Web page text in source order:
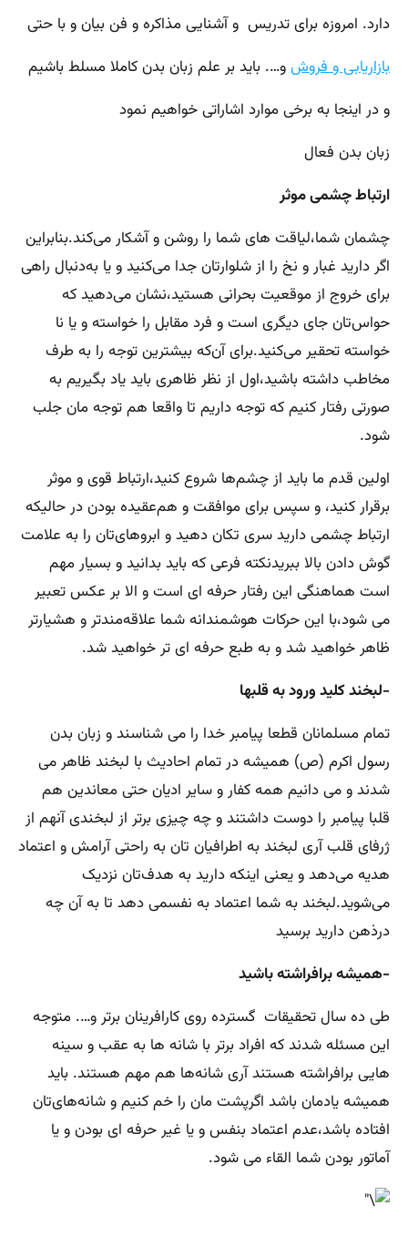
دارد. امروزه برای تدریس و آشنایی مذاکره و فن بیان و با حتی
بازاریابی و فروشو…. باید بر علم زبان بدن کاملا مسلط باشیم
و در اینجا به برخی موارد اشاراتی خواهیم نمود
زبان بدن فعال
ارتباط چشمی موثر
چشمان شما،لیاقت های شما را روشن و آشکار می‌کند.بنابراین
اگر دارید غبار و نخ را از شلوارتان جدا می‌کنید و یا به‌دنبال راهی
برای خروج از موقعیت بحرانی هستید،نشان می‌دهید که
حواس‌تان جای دیگری است و فرد مقابل را خواسته و یا نا
خواسته تحقیر می‌کنید.برای آن‌که بیشترین توجه را به طرف
مخاطب داشته باشید،اول از نظر ظاهری باید یاد بگیریم به
صورتی رفتار کنیم که توجه داریم تا واقعا هم توجه‌ مان جلب
شود.
اولین قدم ما باید از چشم‌ها شروع کنید،ارتباط قوی و موثر
برقرار کنید، و سپس برای موافقت و هم‌عقیده بودن در حالیکه
ارتباط چشمی دارید سری تکان دهید و ابروهای‌تان را به علامت
گوش دادن بالا ببریدنکته فرعی که باید بدانید و بسیار مهم
است هماهنگی این رفتار حرفه ای است و الا بر عکس تعبیر
می شود،با این حرکات هوشمندانه شما علاقه‌مندتر و هشیارتر
ظاهر خواهید شد و به طبع حرفه ای تر خواهید شد.
-لبخند کلید ورود به قلبها
تمام مسلمانان قطعا پیامبر خدا را می شناسند و زبان بدن
رسول اکرم (ص) همیشه در تمام احادیث با لبخند ظاهر می
شدند و می دانیم همه کفار و سایر ادیان حتی معاندین هم
قلبا پیامبر را دوست داشتند و چه چیزی برتر از لبخندی آنهم از
ژرفای قلب آری لبخند به اطرافیان‌ تان به راحتی آرامش و اعتماد
هدیه می‌دهد و یعنی اینکه دارید به هدف‌تان نزدیک
می‌شوید.لبخند به شما اعتماد به نفسمی ‌دهد تا به آن‌ چه
درذهن دارید برسید
-همیشه برافراشته باشید
طی ده سال تحقیقات گسترده روی کارافرینان برتر و…. متوجه
این مسئله شدند که افراد برتر با شانه ها به عقب و سینه
هایی برافراشته هستند آری شانه‌ها هم مهم هستند. باید
همیشه یادمان باشد اگرپشت‌ مان را خم کنیم و شانه‌های‌تان
افتاده باشد،عدم اعتماد بنفس و یا غیر حرفه ای بودن و یا
آماتور بودن شما القاء می شود.